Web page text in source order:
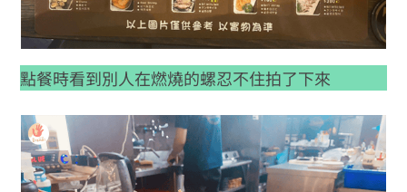
點餐時看到別人在燃燒的螺忍不住拍了下來